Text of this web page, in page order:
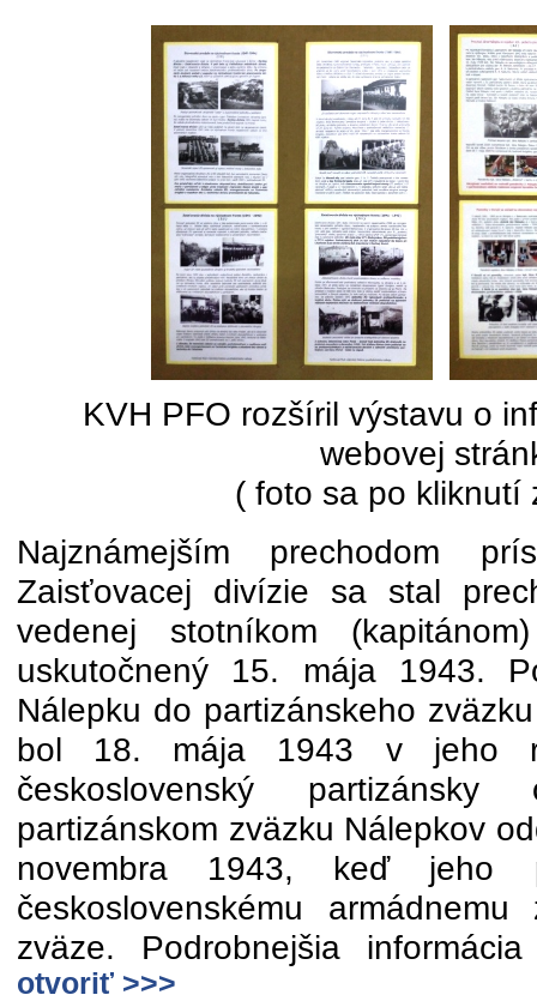
KVH PFO rozšíril výstavu o
webovej
( foto sa po kliknutí
Najznámejším prechodom
Zaisťovacej divízie sa stal
vedenej stotníkom
uskutočnený 15. mája 1943.
Nálepku do partizánskeho
bol 18. mája 1943 v jeho
československý
partizánskom zväzku Nálepkov
novembra 1943, keď jeho
československému
zväze. Podrobnejšia
otvoriť >>>